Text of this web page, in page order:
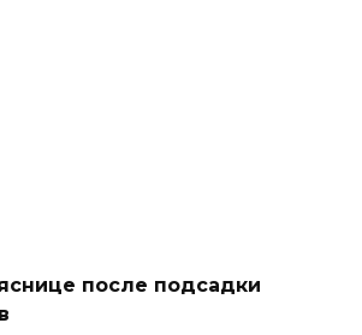
после подсадки